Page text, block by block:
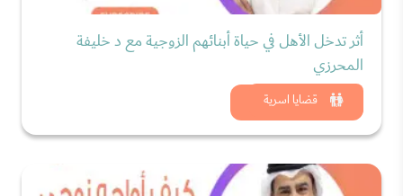
قضايا اسرية
أثر تدخل الأهل في حياة أبنائهم الزوجية مع د خليفة
المحرزي
شاهد الان